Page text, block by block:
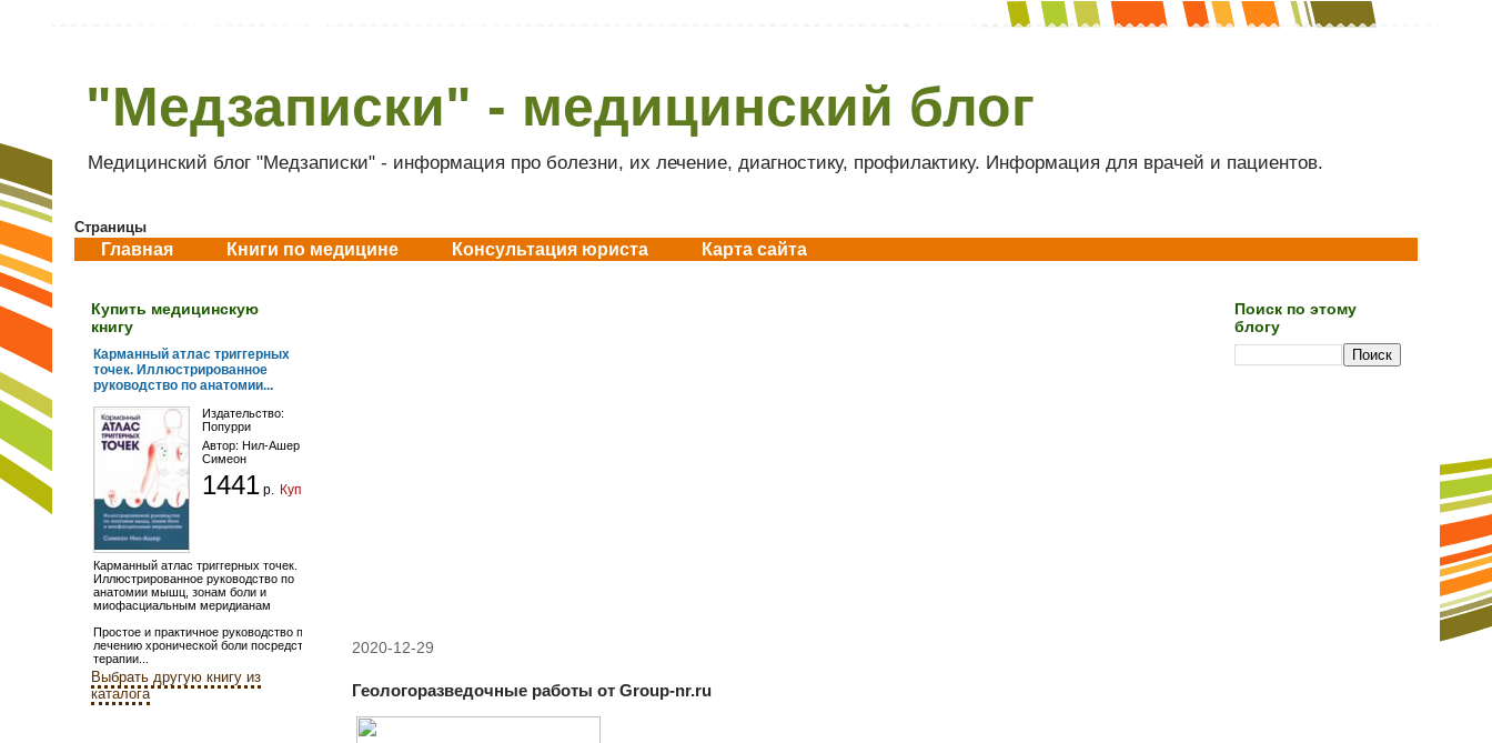
"Медзаписки" - медицинский блог
Медицинский блог "Медзаписки" - информация про болезни, их лечение, диагностику, профилактику. Информация для врачей и пациентов.
Страницы
Главная Книги по медицине Консультация юриста Карта сайта
2020-12-29
Геологоразведочные работы от Group-nr.ru
Купить медицинскую
книгу
Карманный атлас триггерных
точек. Иллюстрированное
руководство по анатомии...
Издательство:
Попурри
Автор: Нил-Ашер
Симеон
1441 р. Купить
Карманный атлас триггерных точек.
Иллюстрированное руководство по
анатомии мышц, зонам боли и
миофасциальным меридианам
Простое и практичное руководство по
лечению хронической боли посредством
терапии...
Выбрать другую книгу из
каталога
Поиск по этому
блогу